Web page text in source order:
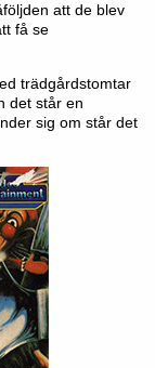
att de blev
få se
trädgårdstomtar
det står en
sig om står det